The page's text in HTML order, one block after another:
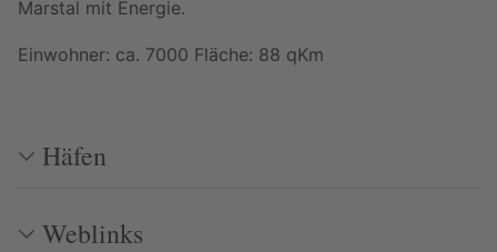
Marstal mit Energie.
Einwohner: ca. 7000 Fläche: 88 qKm
Häfen
Weblinks